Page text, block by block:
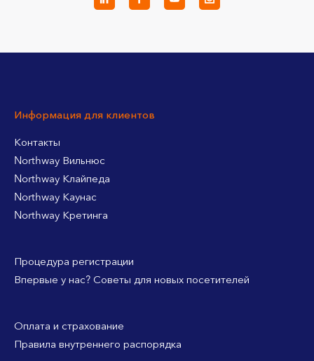
Информация для клиентов
Контакты
Northway Вильнюс
Northway Клайпеда
Northway Каунас
Northway Кретинга
Процедура регистрации
Впервые у нас? Советы для новых посетителей
Оплата и страхование
Правила внутреннего распорядка